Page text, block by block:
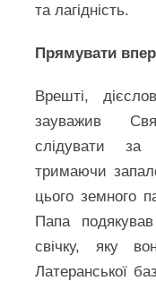
та лагідність.
Прямувати
Врешті,
зауважив
слідувати за
тримаючи
цього земного
Папа
свічку, яку
Латеранської